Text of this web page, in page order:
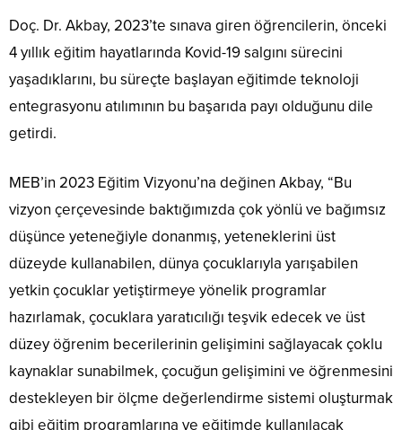
Doç. Dr. Akbay, 2023’te sınava giren öğrencilerin, önceki
4 yıllık eğitim hayatlarında Kovid-19 salgını sürecini
yaşadıklarını, bu süreçte başlayan eğitimde teknoloji
entegrasyonu atılımının bu başarıda payı olduğunu dile
getirdi.
MEB’in 2023 Eğitim Vizyonu’na değinen Akbay, “Bu
vizyon çerçevesinde baktığımızda çok yönlü ve bağımsız
düşünce yeteneğiyle donanmış, yeteneklerini üst
düzeyde kullanabilen, dünya çocuklarıyla yarışabilen
yetkin çocuklar yetiştirmeye yönelik programlar
hazırlamak, çocuklara yaratıcılığı teşvik edecek ve üst
düzey öğrenim becerilerinin gelişimini sağlayacak çoklu
kaynaklar sunabilmek, çocuğun gelişimini ve öğrenmesini
destekleyen bir ölçme değerlendirme sistemi oluşturmak
gibi eğitim programlarına ve eğitimde kullanılacak